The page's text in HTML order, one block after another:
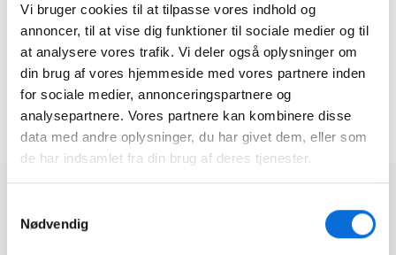
Vi bruger cookies til at tilpasse vores indhold og
annoncer, til at vise dig funktioner til sociale medier og til
at analysere vores trafik. Vi deler også oplysninger om
din brug af vores hjemmeside med vores partnere inden
for sociale medier, annonceringspartnere og
analysepartnere. Vores partnere kan kombinere disse
data med andre oplysninger, du har givet dem, eller som
de har indsamlet fra din brug af deres tjenester.
Nødvendig
offentlig myndighed samarbejder Region
Nordjylland tæt med både kommuner,
virksomheder og borgere for at skabe bedre
velfærd og sammenhæng i området.
Gå til hjemmeside
Gå til hjemmeside
MJ Service samler planlægning og